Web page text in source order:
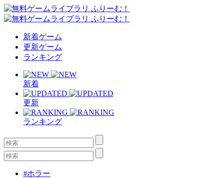
新着ゲーム
更新ゲーム
ランキング
新着
更新
ランキング
#ホラー